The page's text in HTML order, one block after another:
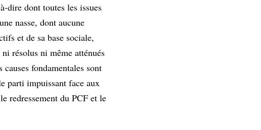
dire dont toutes les issues
nasse, dont aucune
et de sa base sociale,
résolus ni même atténués
fondamentales sont
parti impuissant face aux
redressement du PCF et le